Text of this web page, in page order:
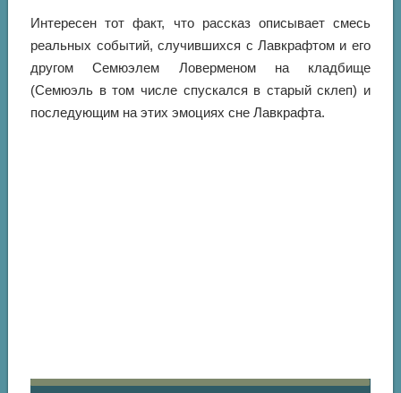
Интересен тот факт, что рассказ описывает смесь
реальных событий, случившихся с Лавкрафтом и его
другом Семюэлем Ловерменом на кладбище
(Семюэль в том числе спускался в старый склеп) и
последующим на этих эмоциях сне Лавкрафта.